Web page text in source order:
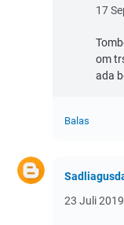
17
om
ada
Balas
23 Juli